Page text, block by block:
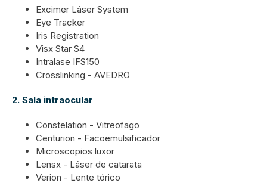
Excimer Láser System
Eye Tracker
Iris Registration
Visx Star S4
Intralase IFS150
Crosslinking - AVEDRO
2. Sala intraocular
Constelation - Vitreofago
Centurion - Facoemulsificador
Microscopios luxor
Lensx - Láser de catarata
Verion - Lente tórico